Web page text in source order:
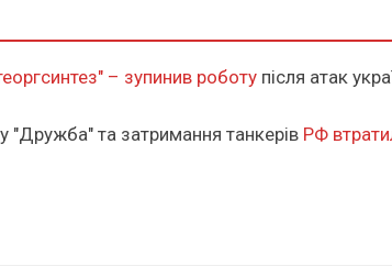
– зупинив роботу після атак
"Дружба" та затримання танкерів РФ